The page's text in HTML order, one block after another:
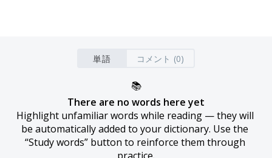
単語 コメント (0)
📚
There are no words here yet
Highlight unfamiliar words while reading — they will
be automatically added to your dictionary. Use the
“Study words” button to reinforce them through